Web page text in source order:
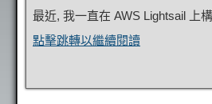
最近, 我一直在 AWS Lightsail 上
點擊跳轉以繼續閱讀